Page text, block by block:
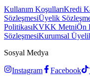
Kullanım KoşullarıKredi
SözleşmesiÜyelik
PolitikasıKVKK MetniÖn
SözleşmesiKurumsal
Sosyal Medya
Instagram Facebook